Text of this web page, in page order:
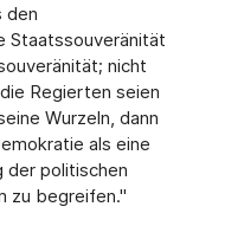
den
Staatssouveränität
nicht
Regierten seien
Wurzeln, dann
als eine
der politischen
zu begreifen."